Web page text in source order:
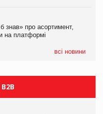
знав» про асортимент,
на платформі
всі новини
знав» про асортимент,
на платформі